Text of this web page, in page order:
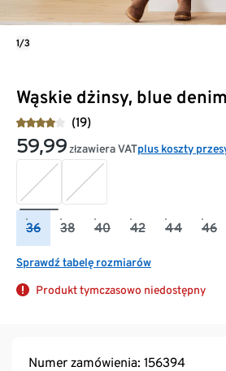
Wąskie dżinsy, blue denim
(19)
59,99 złzawiera VATplus koszty
36 38 40 42 44 46
Sprawdź tabelę rozmiarów
Produkt tymczasowo niedostępny
1/3
Numer zamówienia: 156394